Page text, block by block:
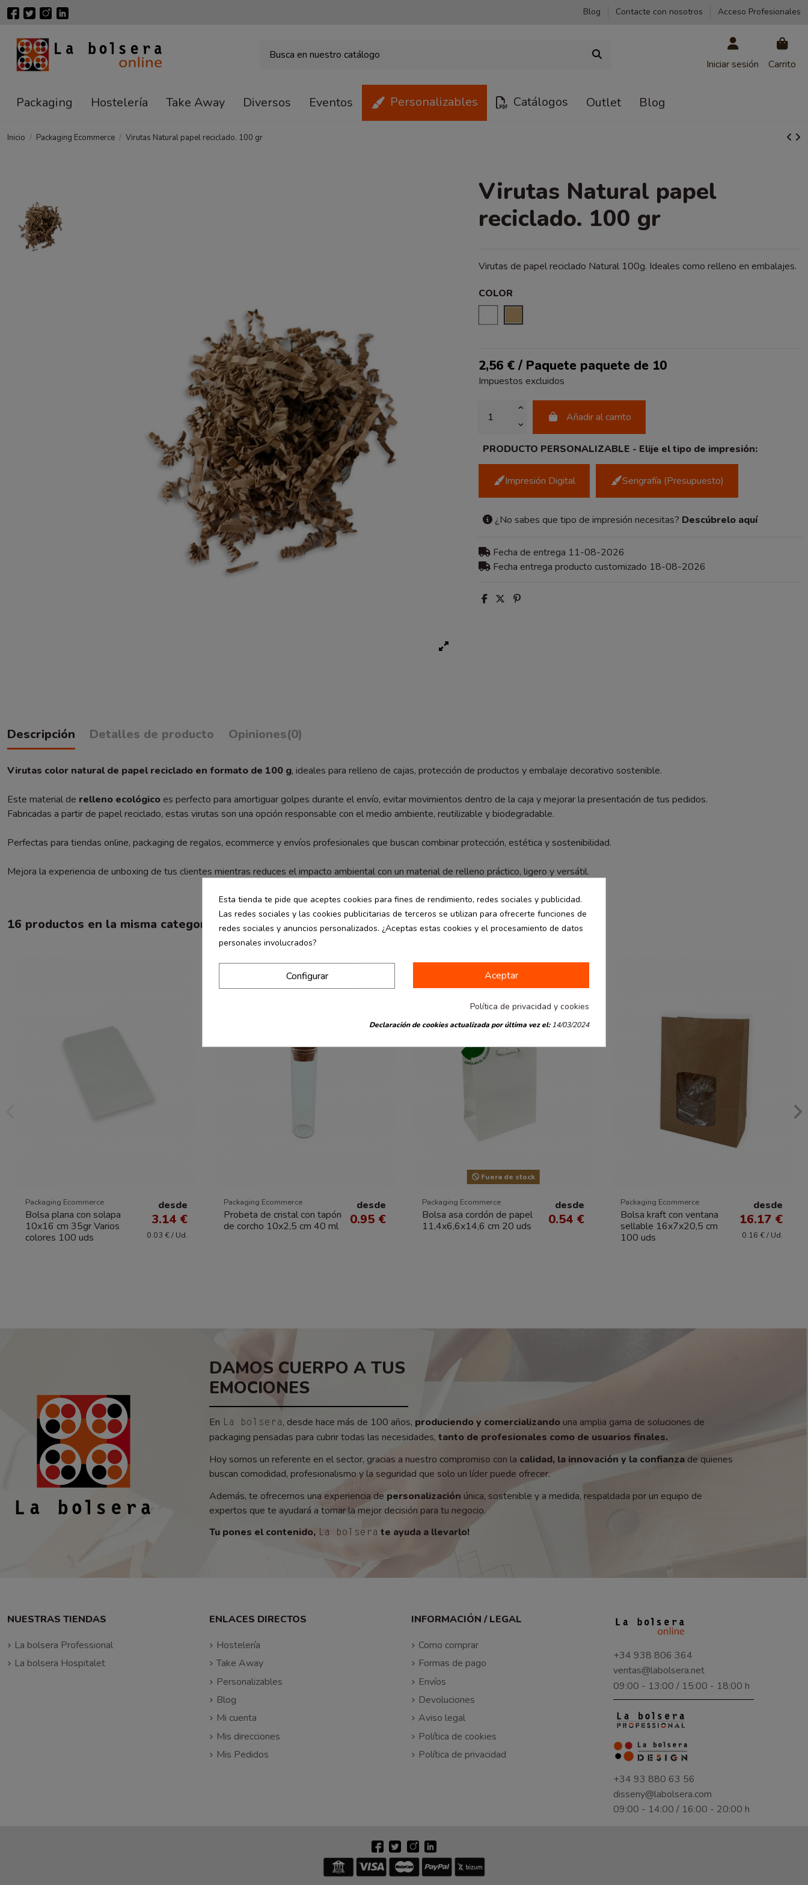
Blog Contacte con nosotros Acceso Profesionales
Iniciar sesión Carrito
Packaging Hostelería Take Away Diversos Eventos Personalizables Catálogos Outlet Blog
Inicio Packaging Ecommerce Virutas Natural papel reciclado. 100 gr
Virutas Natural papel
reciclado. 100 gr
Virutas de papel reciclado Natural 100g. Ideales como relleno en embalajes.
COLOR
2,56 € / Paquete paquete de 10
Impuestos excluidos
Añadir al carrito
PRODUCTO PERSONALIZABLE - Elije el tipo de impresión:
Impresión Digital Serigrafía (Presupuesto)
¿No sabes que tipo de impresión necesitas? Descúbrelo aquí
Fecha de entrega 11-08-2026
Fecha entrega producto customizado 18-08-2026
Descripción Detalles de producto Opiniones(0)
Virutas color natural de papel reciclado en formato de 100 g, ideales para relleno de cajas, protección de productos y embalaje decorativo sostenible.
Este material de relleno ecológico es perfecto para amortiguar golpes durante el envío, evitar movimientos dentro de la caja y mejorar la presentación de tus pedidos.
Fabricadas a partir de papel reciclado, estas virutas son una opción responsable con el medio ambiente, reutilizable y biodegradable.
Perfectas para tiendas online, packaging de regalos, ecommerce y envíos profesionales que buscan combinar protección, estética y sostenibilidad.
Mejora la experiencia de unboxing de tus clientes mientras reduces el impacto ambiental con un material de relleno práctico, ligero y versátil.
16 productos en la misma categoría:
Packaging Ecommerce
Bolsa plana con solapa
10x16 cm 35gr Varios
colores 100 uds
desde
3.14 €
0.03 € / Ud.
Packaging Ecommerce
Probeta de cristal con tapón
de corcho 10x2,5 cm 40 ml
desde
0.95 €
Fuera de stock
Packaging Ecommerce
Bolsa asa cordón de papel
11,4x6,6x14,6 cm 20 uds
desde
0.54 €
Packaging Ecommerce
Bolsa kraft con ventana
sellable 16x7x20,5 cm
100 uds
desde
16.17 €
0.16 € / Ud.
DAMOS CUERPO A TUS
EMOCIONES
En La bolsera, desde hace más de 100 años, produciendo y comercializando una amplia gama de soluciones de
packaging pensadas para cubrir todas las necesidades, tanto de profesionales como de usuarios finales.
Hoy somos un referente en el sector, gracias a nuestro compromiso con la calidad, la innovación y la confianzade quienes
buscan comodidad, profesionalismo y la seguridad que solo un líder puede ofrecer.
Además, te ofrecemos una experiencia de personalización única, sostenible y a medida, respaldada por un equipo de
expertos que te ayudará a tomar la mejor decisión para tu negocio.
Tu pones el contenido, La bolsera te ayuda a llevarlo!
NUESTRAS TIENDAS
La bolsera Professional
La bolsera Hospitalet
ENLACES DIRECTOS
Hostelería
Take Away
Personalizables
Blog
Mi cuenta
Mis direcciones
Mis Pedidos
INFORMACIÓN / LEGAL
Como comprar
Formas de pago
Envíos
Devoluciones
Aviso legal
Política de cookies
Política de privacidad
+34 938 806 364
ventas@labolsera.net
09:00 - 13:00 / 15:00 - 18:00 h
+34 93 880 63 56
disseny@labolsera.com
09:00 - 14:00 / 16:00 - 20:00 h
Esta tienda te pide que aceptes cookies para fines de rendimiento, redes sociales y publicidad.
Las redes sociales y las cookies publicitarias de terceros se utilizan para ofrecerte funciones de
redes sociales y anuncios personalizados. ¿Aceptas estas cookies y el procesamiento de datos
personales involucrados?
Aceptar
Configurar
Política de privacidad y cookies
Declaración de cookies actualizada por última vez el:14/03/2024